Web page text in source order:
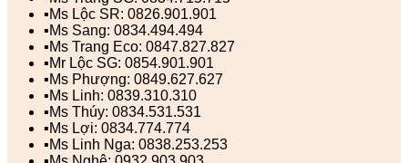
▪️Ms Lộc SR: 0826.901.901
▪️Ms Sang: 0834.494.494
▪️Ms Trang Eco: 0847.827.827
▪️Mr Lộc SG: 0854.901.901
▪️Ms Phượng: 0849.627.627
▪️Ms Linh: 0839.310.310
▪️Ms Thúy: 0834.531.531
▪️Ms Lợi: 0834.774.774
▪️Ms Linh Nga: 0838.253.253